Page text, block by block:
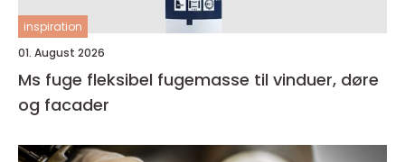
inspiration
01. August 2026
Ms fuge fleksibel fugemasse til vinduer, døre
og facader